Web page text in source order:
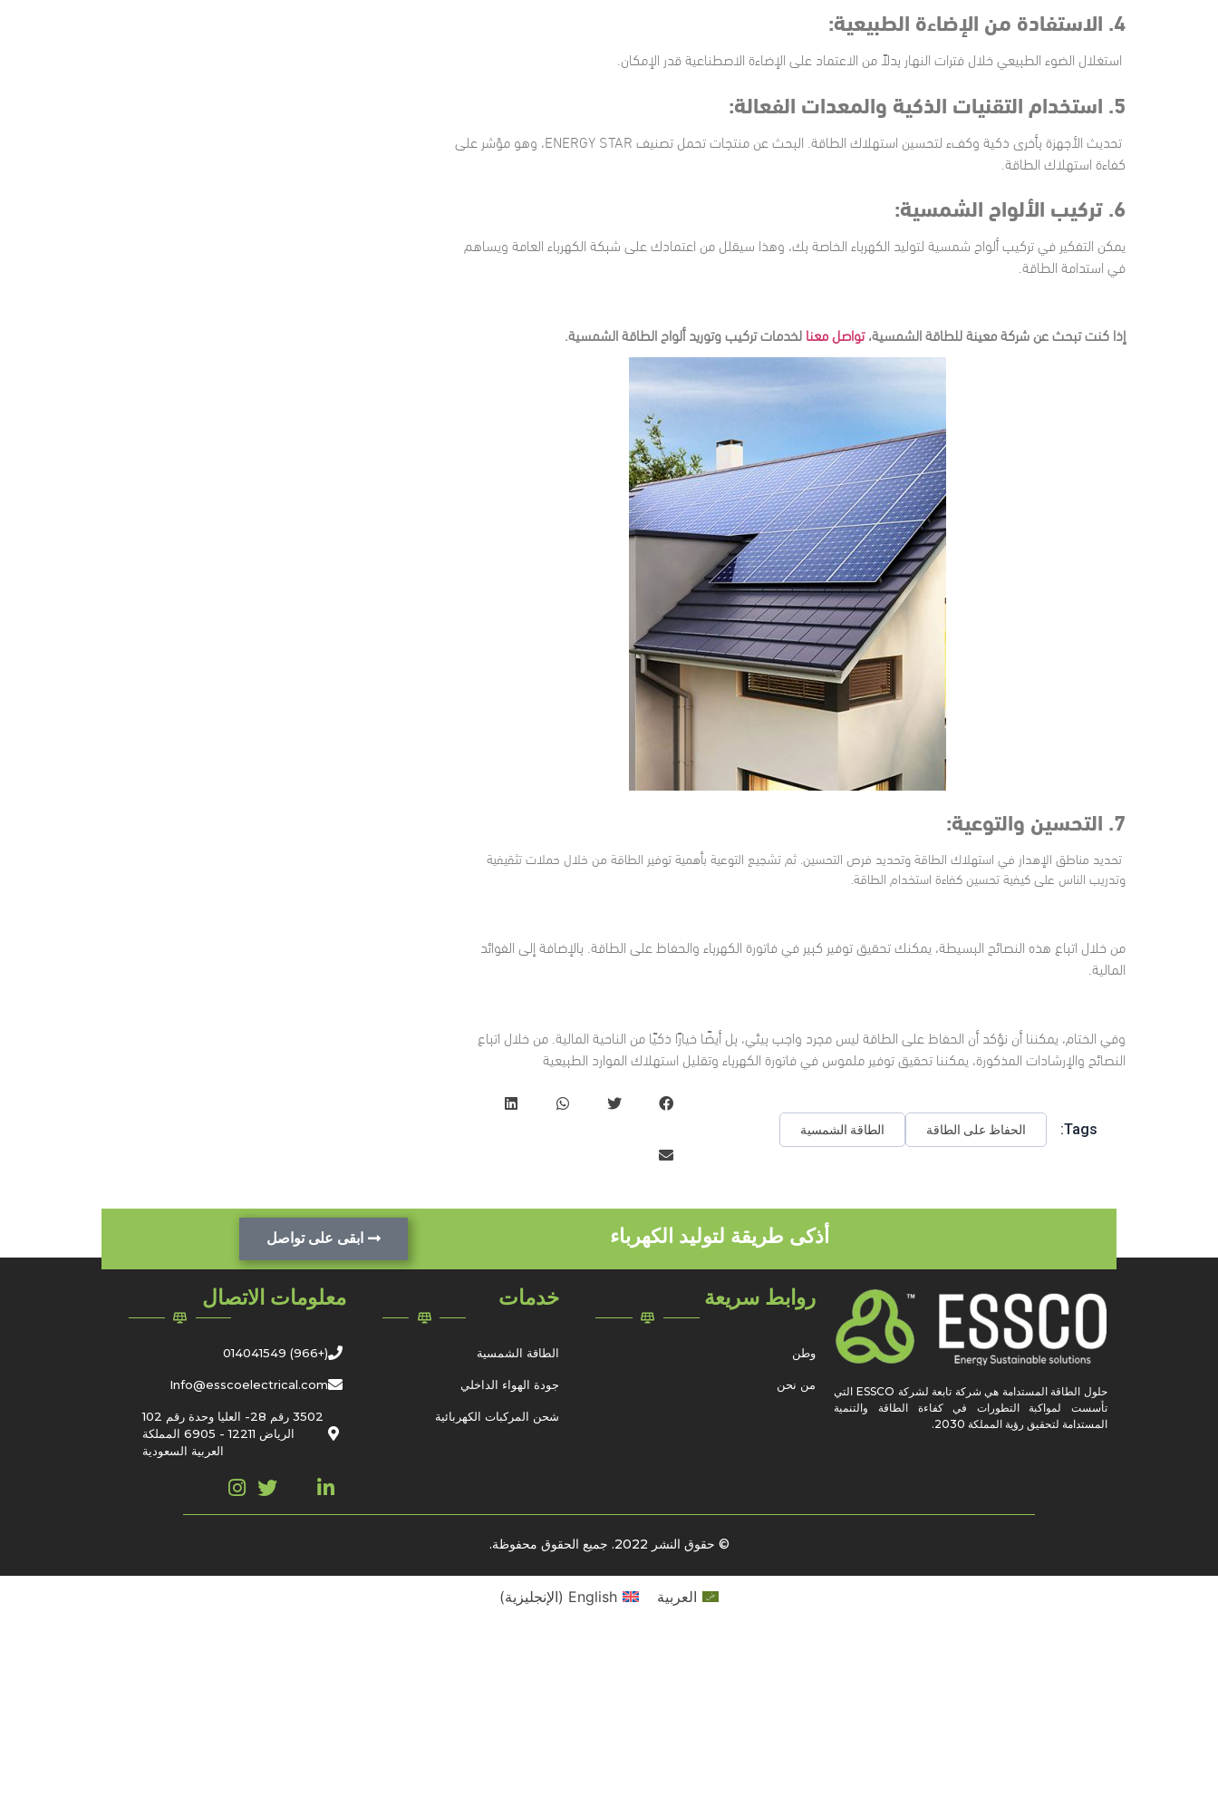
4. الاستفادة من الإضاءة الطبيعية:
استغلال الضوء الطبيعي خلال فترات النهار بدلاً من الاعتماد على الإضاءة الاصطناعية قدر الإمكان.
5. استخدام التقنيات الذكية والمعدات الفعالة:
تحديث الأجهزة بأخرى ذكية وكفء لتحسين استهلاك الطاقة. البحث عن منتجات تحمل تصنيف ENERGY STAR، وهو مؤشر على
كفاءة استهلاك الطاقة.
6. تركيب الألواح الشمسية:
يمكن التفكير في تركيب ألواح شمسية لتوليد الكهرباء الخاصة بك، وهذا سيقلل من اعتمادك على شبكة الكهرباء العامة ويساهم
في استدامة الطاقة.
إذا كنت تبحث عن شركة معينة للطاقة الشمسية،تواصل معنالخدمات تركيب وتوريد ألواح الطاقة الشمسية.
7. التحسين والتوعية:
تحديد مناطق الإهدار في استهلاك الطاقة وتحديد فرص التحسين. ثم تشجيع التوعية بأهمية توفير الطاقة من خلال حملات تثقيفية
وتدريب الناس على كيفية تحسين كفاءة استخدام الطاقة.
من خلال اتباع هذه النصائح البسيطة، يمكنك تحقيق توفير كبير في فاتورة الكهرباء والحفاظ على الطاقة. بالإضافة إلى الفوائد
المالية.
وفي الختام، يمكننا أن نؤكد أن الحفاظ على الطاقة ليس مجرد واجب بيئي، بل أيضًا خيارًا ذكيًا من الناحية المالية. من خلال اتباع
النصائح والإرشادات المذكورة، يمكننا تحقيق توفير ملموس في فاتورة الكهرباء وتقليل استهلاك الموارد الطبيعية
Tags: الحفاظ على الطاقة الطاقة الشمسية
أذكى طريقة لتوليد الكهرباء ابقى على تواصل
حلول الطاقة المستدامة هي شركة تابعة لشركة ESSCO التي
تأسست لمواكبة التطورات في كفاءة الطاقة والتنمية
المستدامة لتحقيق رؤية المملكة 2030.
روابط سريعة
وطن
من نحن
خدمات
الطاقة الشمسية
جودة الهواء الداخلي
شحن المركبات الكهربائية
معلومات الاتصال
(+966) 014041549
Info@esscoelectrical.com
3502 رقم 28- العليا وحدة رقم 102
الرياض 12211 - 6905 المملكة
العربية السعودية
© حقوق النشر 2022. جميع الحقوق محفوظة.
العربية English
(الإنجليزية)